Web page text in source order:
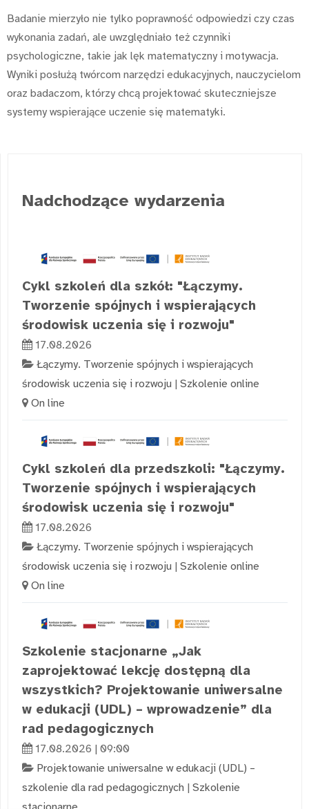
Badanie mierzyło nie tylko poprawność odpowiedzi czy czas
wykonania zadań, ale uwzględniało też czynniki
psychologiczne, takie jak lęk matematyczny i motywacja.
Wyniki posłużą twórcom narzędzi edukacyjnych, nauczycielom
oraz badaczom, którzy chcą projektować skuteczniejsze
systemy wspierające uczenie się matematyki.
Nadchodzące wydarzenia
Cykl szkoleń dla szkół: "Łączymy.
Tworzenie spójnych i wspierających
środowisk uczenia się i rozwoju"
17.08.2026
Łączymy. Tworzenie spójnych i wspierających
środowisk uczenia się i rozwoju | Szkolenie online
On line
Cykl szkoleń dla przedszkoli: "Łączymy.
Tworzenie spójnych i wspierających
środowisk uczenia się i rozwoju"
17.08.2026
Łączymy. Tworzenie spójnych i wspierających
środowisk uczenia się i rozwoju | Szkolenie online
On line
Szkolenie stacjonarne „Jak
zaprojektować lekcję dostępną dla
wszystkich? Projektowanie uniwersalne
w edukacji (UDL) – wprowadzenie” dla
rad pedagogicznych
17.08.2026 | 09:00
Projektowanie uniwersalne w edukacji (UDL) –
szkolenie dla rad pedagogicznych | Szkolenie